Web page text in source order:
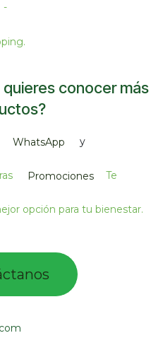
-
conocer más
WhatsApp y
Promociones Te
opción para tu bienestar.